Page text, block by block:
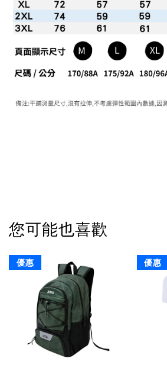
您可能也喜歡
優惠 優惠